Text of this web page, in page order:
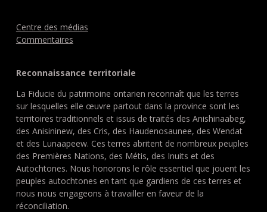
Centre des médias
Commentaires
Reconnaissance territoriale
La Fiducie du patrimoine ontarien reconnaît que les terres
sur lesquelles elle œuvre partout dans la province sont les
territoires traditionnels et issus de traités des Anishinaabeg,
des Anisininew, des Cris, des Haudenosaunee, des Wendat
et des Lunaapeew. Ces terres abritent de nombreux peuples
des Premières Nations, des Métis, des Inuits et des
Autochtones. Nous honorons le rôle essentiel que jouent les
peuples autochtones en tant que gardiens de ces terres et
nous nous engageons à travailler en faveur de la
réconciliation.